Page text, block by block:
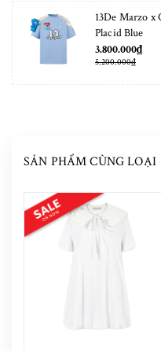
13De Marzo x
Placid Blue
3.800.000₫
5.200.000₫
SẢN PHẨM CÙNG LOẠI